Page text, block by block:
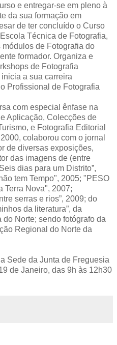
e entregar-se em pleno à
da sua formação em
de ter concluído o Curso
Técnica de Fotografia,
de Fotografia do
formador. Organiza e
de Fotografia
a sua carreira
Profissional de Fotografia
com especial ênfase na
Aplicação, Colecções de
e Fotografia Editorial
colaborou com o jornal
de diversas exposições,
das imagens de (entre
dias para um Distrito”,
tem Tempo", 2005; "PESO
Terra Nova", 2007;
serras e rios”, 2009; do
da literatura”, da
Norte; sendo fotógrafo da
Regional do Norte da
Sede da Junta de Freguesia
de Janeiro, das 9h às 12h30